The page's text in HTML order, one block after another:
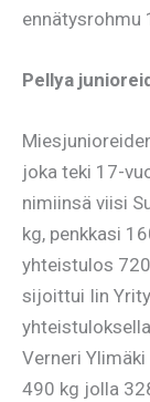
ennätysrohmu
Pellya
joka teki 17-
nimiinsä viisi
kg, penkkasi
yhteistulos
sijoittui Iin
Verneri
490 kg jolla